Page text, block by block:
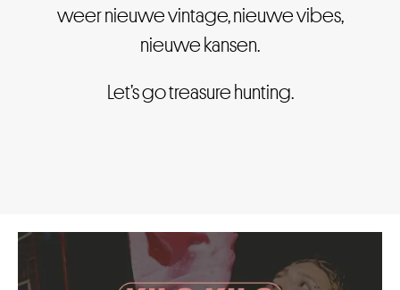
weer nieuwe vintage, nieuwe vibes,
nieuwe kansen.
Let’s go treasure hunting.